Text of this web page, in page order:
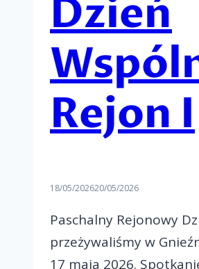
Dzień
Rejon I
18/05/202620/05/2026
Paschalny Rejonowy
przeżywaliśmy w
17 maja 2026.